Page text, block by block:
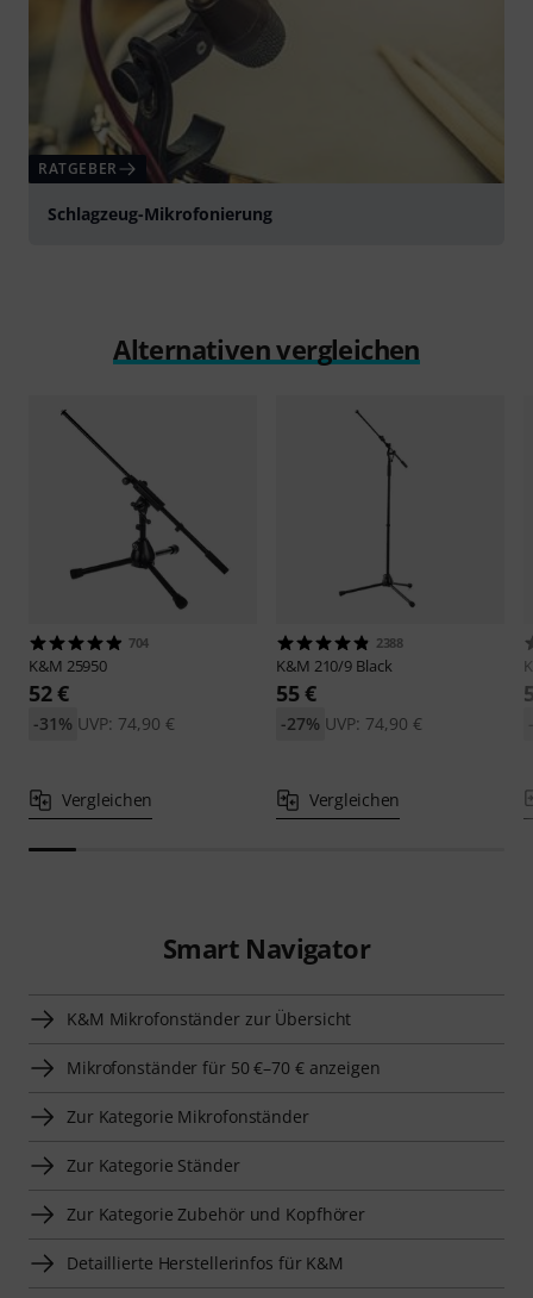
RATGEBER
Schlagzeug-Mikrofonierung
Alternativen vergleichen
704
K&M 25950
52 €
UVP: 74,90 €
-31%
Vergleichen
2388
K&M 210/9 Black
55 €
UVP: 74,90 €
-27%
Vergleichen
Smart Navigator
K&M Mikrofonständer zur Übersicht
Mikrofonständer für 50 €–70 € anzeigen
Zur Kategorie Mikrofonständer
Zur Kategorie Ständer
Zur Kategorie Zubehör und Kopfhörer
Detaillierte Herstellerinfos für K&M